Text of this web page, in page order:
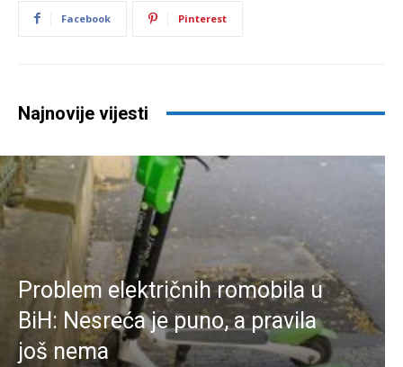
Facebook Pinterest
Najnovije vijesti
Problem električnih romobila u
BiH: Nesreća je puno, a pravila
još nema